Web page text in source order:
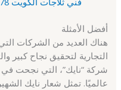
أفضل الأمثلة
هناك العديد من الشركات
التجارية لتحقيق نجاح كبير
شركة “نايك”، التي نجحت في
عالميًا. تمثل شعار نايك